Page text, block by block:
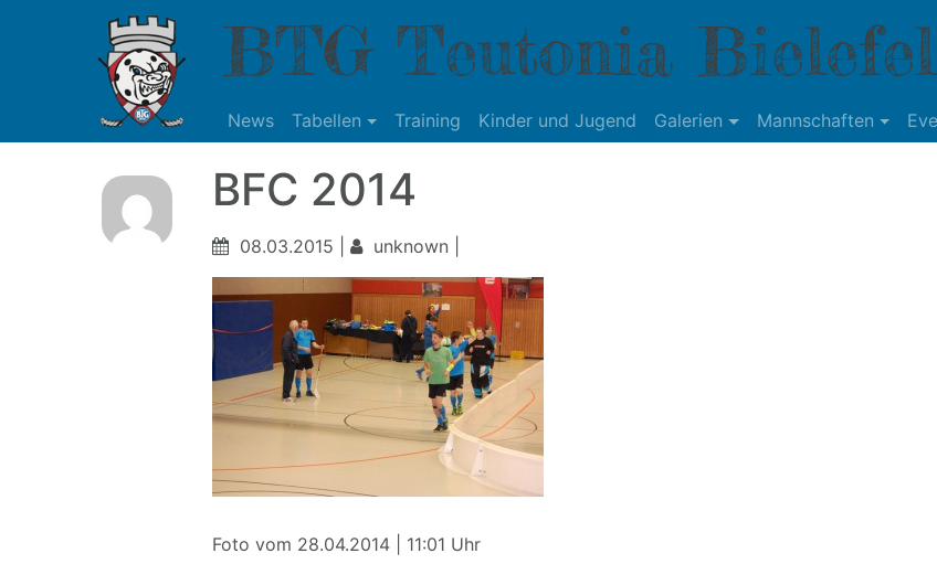
BTG Teutonia
News Tabellen Training Kinder und Jugend Galerien Mannschaften
BFC 2014
08.03.2015 | unknown |
Foto vom 28.04.2014 | 11:01 Uhr